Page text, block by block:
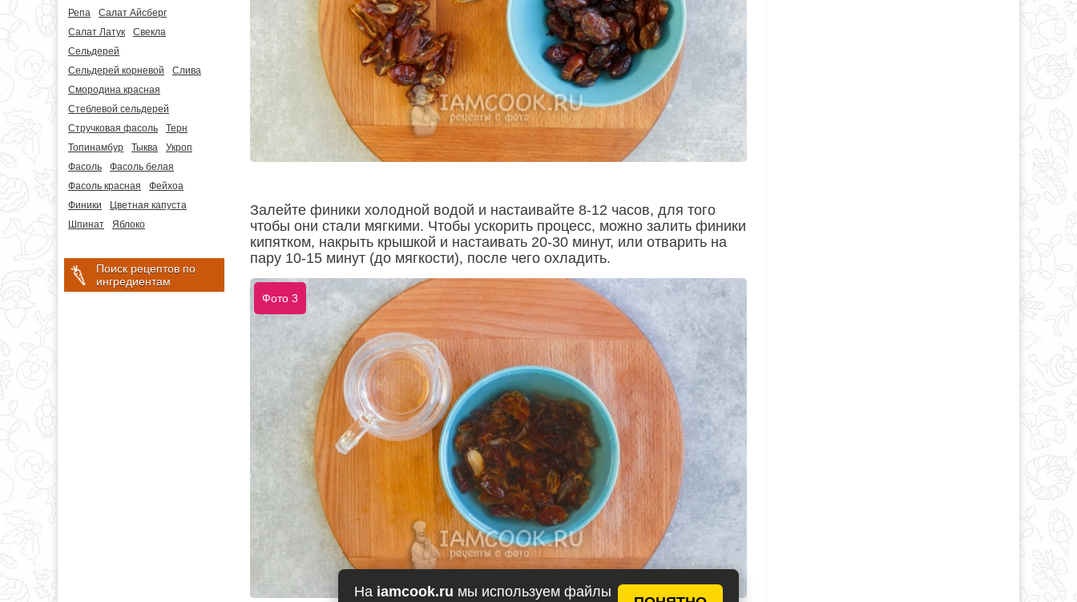
На iamcook.ru мы используем файлы
Репа
Салат Айсберг
Салат Латук
Свекла
Сельдерей
Сельдерей корневой
Слива
Смородина красная
Стеблевой сельдерей
Стручковая фасоль
Терн
Топинамбур
Тыква
Укроп
Фасоль
Фасоль белая
Фасоль красная
Фейхоа
Финики
Цветная капуста
Шпинат
Яблоко
Поиск рецептов по
ингредиентам
Залейте финики холодной водой и настаивайте 8-12 часов, для того
чтобы они стали мягкими. Чтобы ускорить процесс, можно залить финики
кипятком, накрыть крышкой и настаивать 20-30 минут, или отварить на
пару 10-15 минут (до мягкости), после чего охладить.
Фото 3